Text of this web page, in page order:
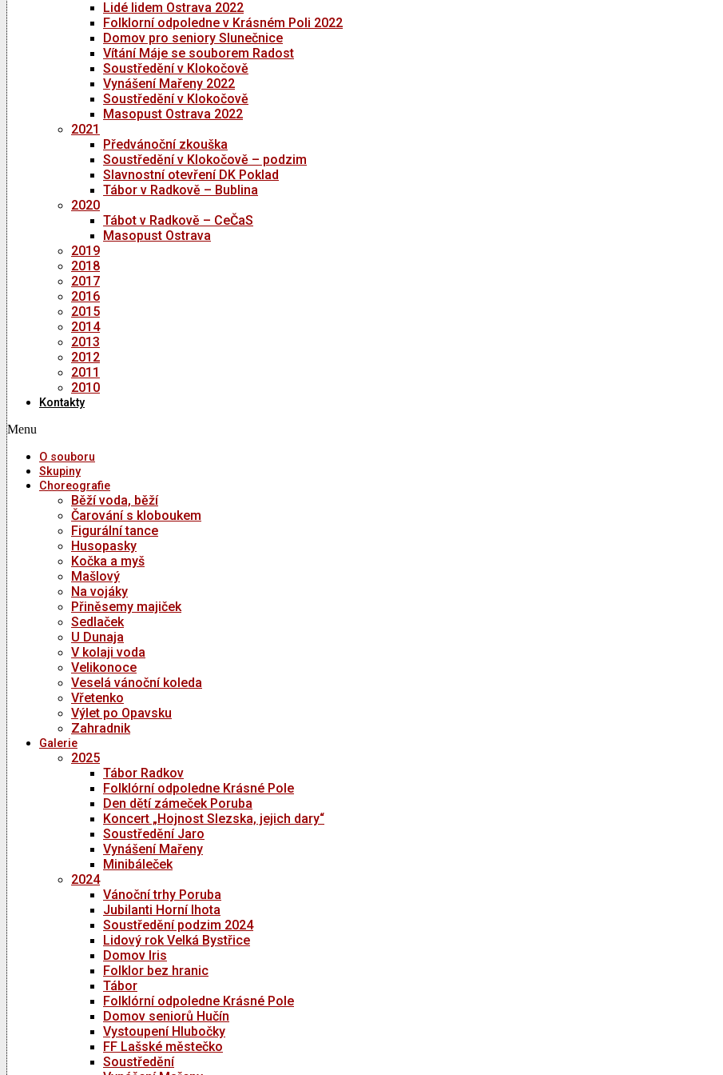
Lidé lidem Ostrava 2022
Folklorní odpoledne v Krásném Poli 2022
Domov pro seniory Slunečnice
Vítání Máje se souborem Radost
Soustředění v Klokočově
Vynášení Mařeny 2022
Soustředění v Klokočově
Masopust Ostrava 2022
2021
Předvánoční zkouška
Soustředění v Klokočově – podzim
Slavnostní otevření DK Poklad
Tábor v Radkově – Bublina
2020
Tábot v Radkově – CeČaS
Masopust Ostrava
2019
2018
2017
2016
2015
2014
2013
2012
2011
2010
Kontakty
Menu
O souboru
Skupiny
Choreografie
Běží voda, běží
Čarování s kloboukem
Figurální tance
Husopasky
Kočka a myš
Mašlový
Na vojáky
Přiněsemy majiček
Sedlaček
U Dunaja
V kolaji voda
Velikonoce
Veselá vánoční koleda
Vřetenko
Výlet po Opavsku
Zahradnik
Galerie
2025
Tábor Radkov
Folklórní odpoledne Krásné Pole
Den dětí zámeček Poruba
Koncert „Hojnost Slezska, jejich dary“
Soustředění Jaro
Vynášení Mařeny
Minibáleček
2024
Vánoční trhy Poruba
Jubilanti Horní lhota
Soustředění podzim 2024
Lidový rok Velká Bystřice
Domov Iris
Folklor bez hranic
Tábor
Folklórní odpoledne Krásné Pole
Domov seniorů Hučín
Vystoupení Hlubočky
FF Lašské městečko
Soustředění